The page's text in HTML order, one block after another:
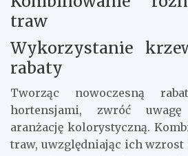
traw
Wykorzystanie
rabaty
Tworząc nowoczesną
hortensjami, zwróć
aranżację kolorystyczną.
traw, uwzględniając ich